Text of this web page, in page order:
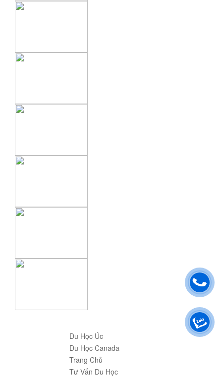
Du Học Úc
Du Học Canada
Trang Chủ
Tư Vấn Du Học